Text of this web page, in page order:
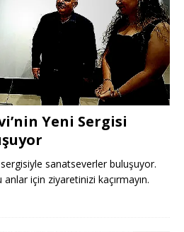
Yeni Sergisi
sanatseverler buluşuyor.
için ziyaretinizi kaçırmayın.